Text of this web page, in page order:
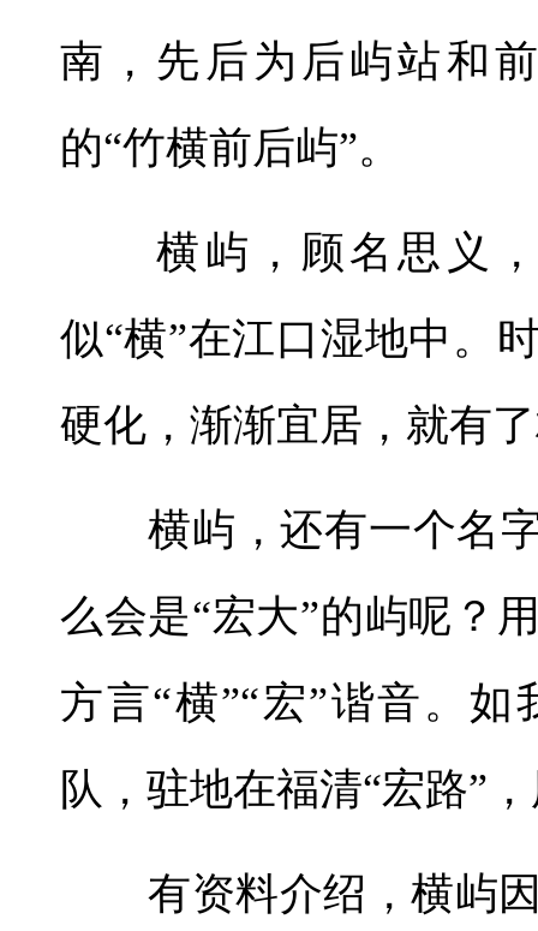
南，先后为后屿站和
的“竹横前后屿”。
横屿，顾名思义，
似“横”在江口湿地中。
硬化，渐渐宜居，就有
横屿，还有一个名字
么会是“宏大”的屿呢？
方言“横”“宏”谐音。
队，驻地在福清“宏路”
有资料介绍，横屿因